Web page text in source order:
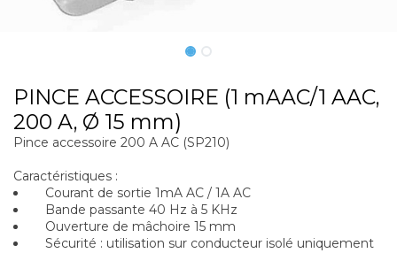
PINCE ACCESSOIRE (1 mAAC/1 AAC,
200 A, Ø 15 mm)
Pince accessoire 200 A AC (SP210)
Caractéristiques :
Courant de sortie 1mA AC / 1A AC
Bande passante 40 Hz à 5 KHz
Ouverture de mâchoire 15 mm
Sécurité : utilisation sur conducteur isolé uniquement